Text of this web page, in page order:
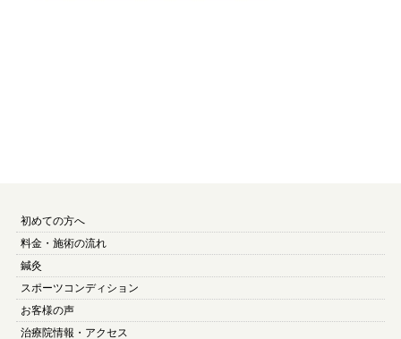
初めての方へ
料金・施術の流れ
鍼灸
スポーツコンディション
お客様の声
治療院情報・アクセス